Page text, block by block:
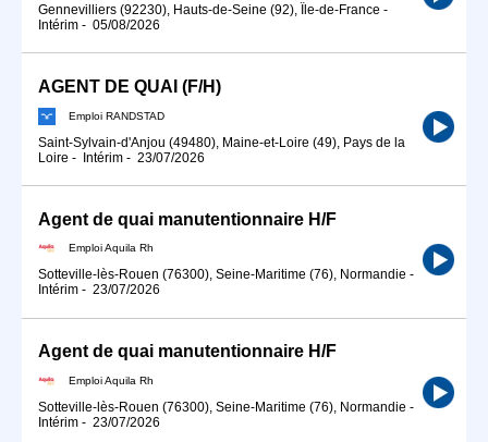
Gennevilliers (92230), Hauts-de-Seine (92), Île-de-France -
Intérim - 05/08/2026
AGENT DE QUAI (F/H)
Emploi RANDSTAD
Saint-Sylvain-d'Anjou (49480), Maine-et-Loire (49), Pays de la
Loire - Intérim - 23/07/2026
Agent de quai manutentionnaire H/F
Emploi Aquila Rh
Sotteville-lès-Rouen (76300), Seine-Maritime (76), Normandie -
Intérim - 23/07/2026
Agent de quai manutentionnaire H/F
Emploi Aquila Rh
Sotteville-lès-Rouen (76300), Seine-Maritime (76), Normandie -
Intérim - 23/07/2026